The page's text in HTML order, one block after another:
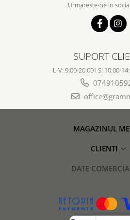
Urmareste-ne in
SUPORT
L-V: 9:00-20:00 I S: 10:00-
MAGAZINUL
CLIENTI
DATE